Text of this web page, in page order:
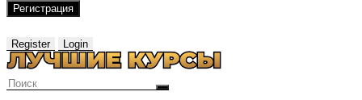
Регистрация
Register Login